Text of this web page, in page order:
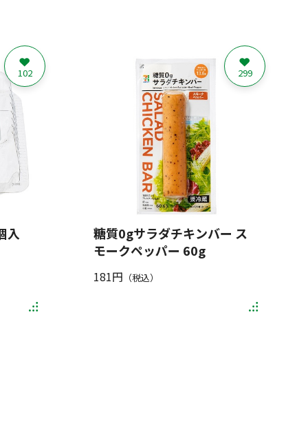
入
102
糖質0gサラダチキンバー ス
モークペッパー 60g
181円 （税込）
299